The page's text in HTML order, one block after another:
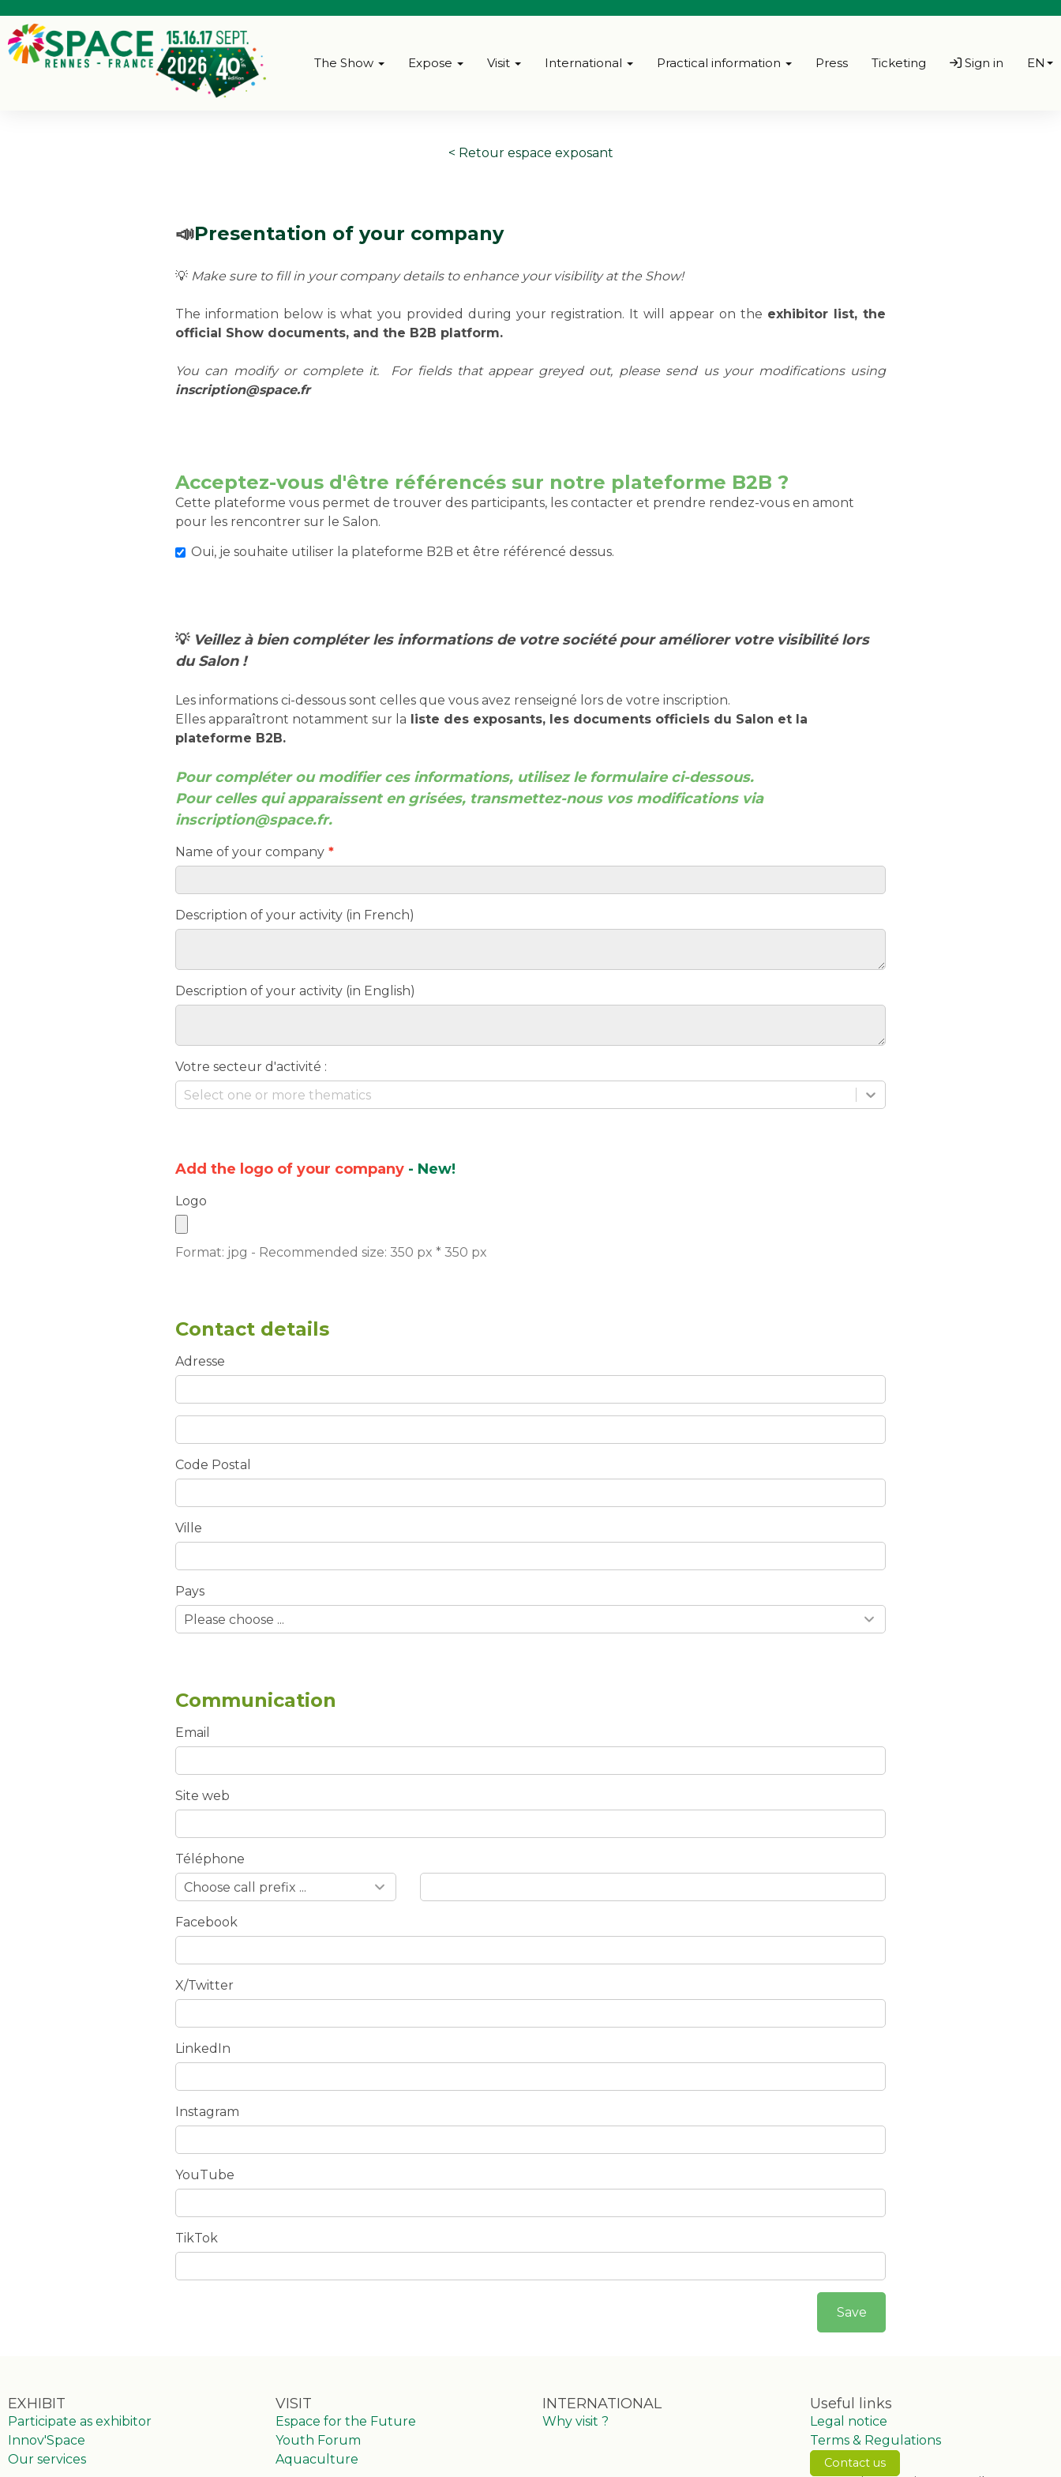
The Show Expose Visit International Practical information Press Ticketing Sign in EN
< Retour espace exposant
📣Presentation of your company
💡 Make sure to fill in your company details to enhance your visibility at the Show!
The information below is what you provided during your registration. It will appear on the exhibitor list, the
official Show documents, and the B2B platform.
You can modify or complete it. For fields that appear greyed out, please send us your modifications using
inscription@space.fr
Acceptez-vous d'être référencés sur notre plateforme B2B ?
Cette plateforme vous permet de trouver des participants, les contacter et prendre rendez-vous en amont
pour les rencontrer sur le Salon.
Oui, je souhaite utiliser la plateforme B2B et être référencé dessus.
💡 Veillez à bien compléter les informations de votre société pour améliorer votre visibilité lors
du Salon !
Les informations ci-dessous sont celles que vous avez renseigné lors de votre inscription.
Elles apparaîtront notamment sur la liste des exposants, les documents officiels du Salon et la
plateforme B2B.
Pour compléter ou modifier ces informations, utilisez le formulaire ci-dessous.
Pour celles qui apparaissent en grisées, transmettez-nous vos modifications via
inscription@space.fr.
Name of your company
Description of your activity (in French)
Description of your activity (in English)
Votre secteur d'activité :
Select one or more thematics
Add the logo of your company - New!
Logo
Format: jpg - Recommended size: 350 px * 350 px
Contact details
Adresse
Code Postal
Ville
Pays
Communication
Email
Site web
Téléphone
Facebook
X/Twitter
LinkedIn
Instagram
YouTube
TikTok
EXHIBIT
Participate as exhibitor
Innov'Space
Our services
VISIT
Espace for the Future
Youth Forum
Aquaculture
INTERNATIONAL
Why visit ?
Useful links
Legal notice
Terms & Regulations
Contact us